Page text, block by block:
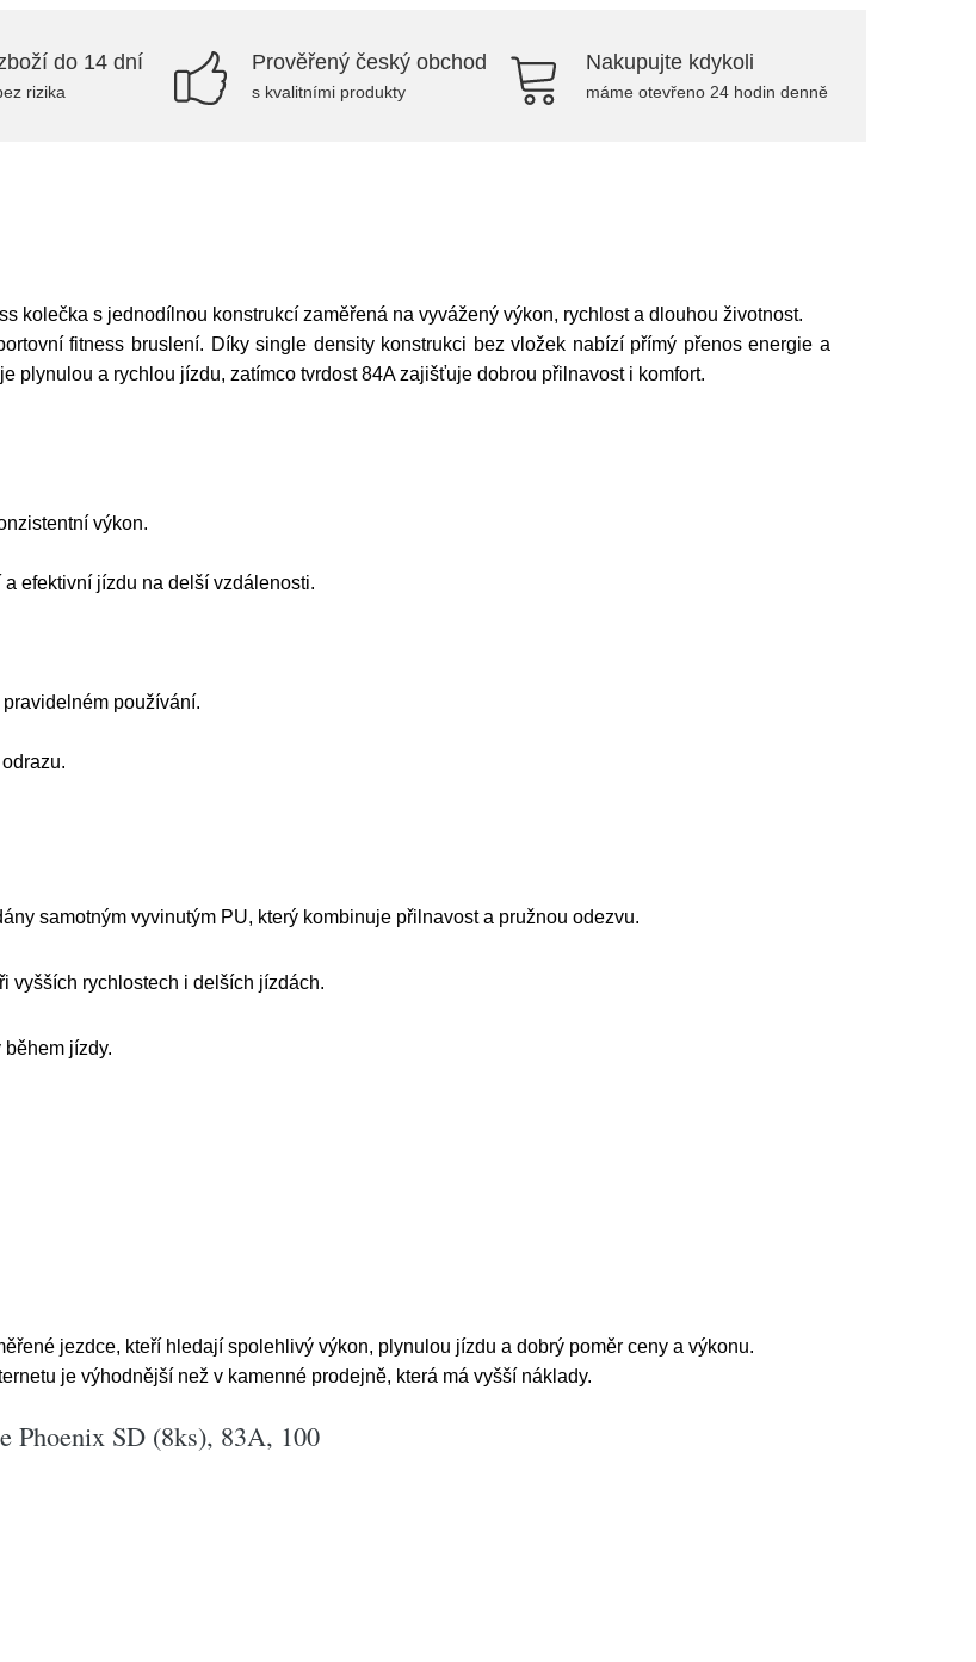
do 14 dní
rizika
Prověřený český obchod
s kvalitními produkty
Nakupujte kdykoli
máme otevřeno 24 hodin denně
kolečka s jednodílnou konstrukcí zaměřená na vyvážený výkon, rychlost a dlouhou životnost.
fitness bruslení. Díky single density konstrukci bez vložek nabízí přímý přenos energie a
plynulou a rychlou jízdu, zatímco tvrdost 84A zajišťuje dobrou přilnavost i komfort.
výkon.
efektivní jízdu na delší vzdálenosti.
používání.
samotným vyvinutým PU, který kombinuje přilnavost a pružnou odezvu.
vyšších rychlostech i delších jízdách.
jízdy.
jezdce, kteří hledají spolehlivý výkon, plynulou jízdu a dobrý poměr ceny a výkonu.
je výhodnější než v kamenné prodejně, která má vyšší náklady.
Phoenix SD (8ks), 83A, 100